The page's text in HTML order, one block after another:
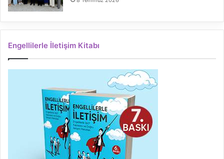
Engellilerle İletişim Kitabı